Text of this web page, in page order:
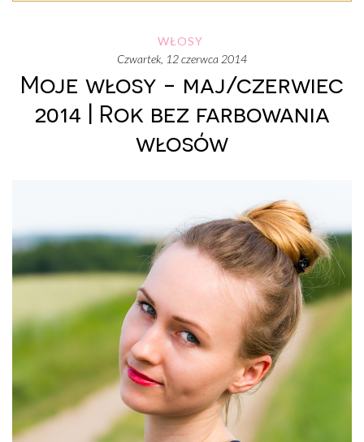
WŁOSY
czwartek, 12 czerwca 2014
Moje włosy - maj/czerwiec
2014 | Rok bez farbowania
włosów